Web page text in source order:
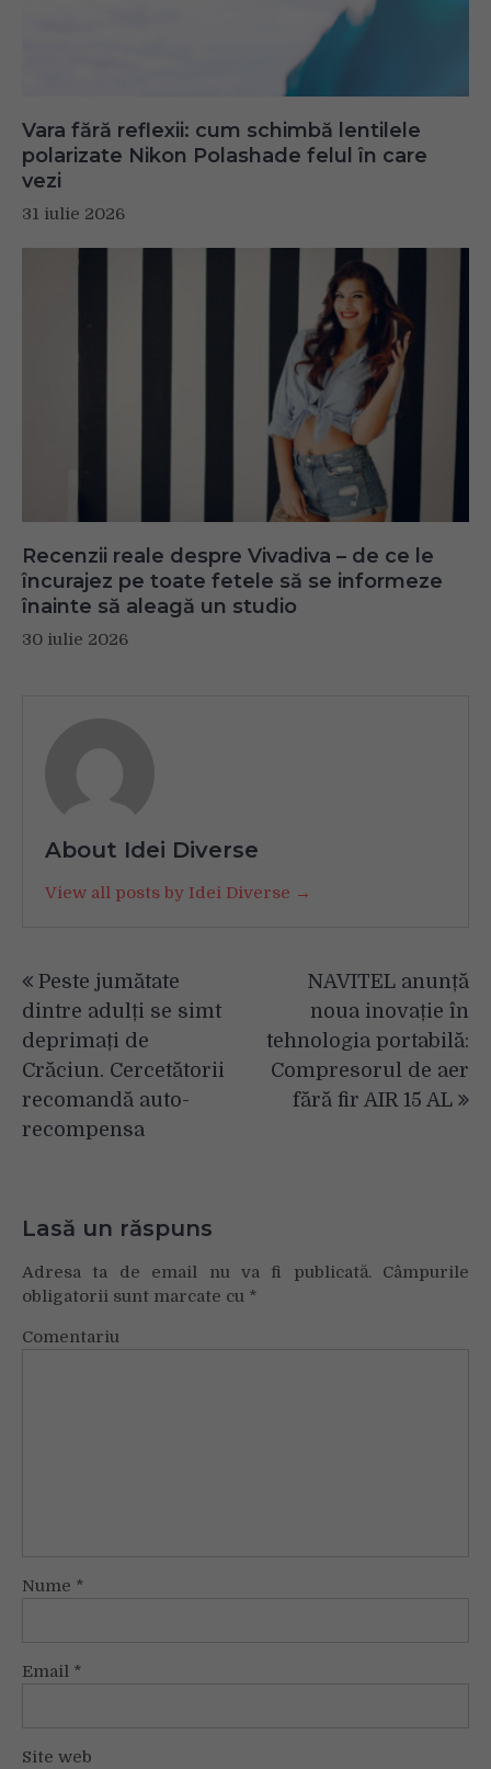
Vara fără reflexii: cum schimbă lentilele
polarizate Nikon Polashade felul în care
vezi
31 iulie 2026
Recenzii reale despre Vivadiva – de ce le
încurajez pe toate fetele să se informeze
înainte să aleagă un studio
30 iulie 2026
About Idei Diverse
View all posts by Idei Diverse →
în
articole
Peste jumătate
dintre adulți se simt
deprimați de
Crăciun. Cercetătorii
recomandă auto-
recompensa
NAVITEL anunță
noua inovație în
tehnologia portabilă:
Compresorul de aer
fără fir AIR 15 AL
Lasă un răspuns
Adresa ta de email nu va fi publicată.Câmpurile
obligatorii sunt marcate cu *
Comentariu
Nume *
Email *
Site web